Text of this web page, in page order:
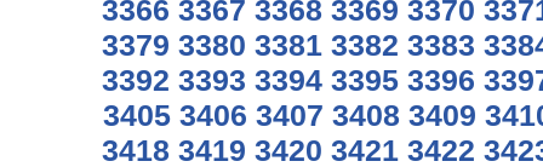
3366 3367 3368 3369 3370
3379 3380 3381 3382 3383
3392 3393 3394 3395 3396
3405 3406 3407 3408 3409
3418 3419 3420 3421 3422